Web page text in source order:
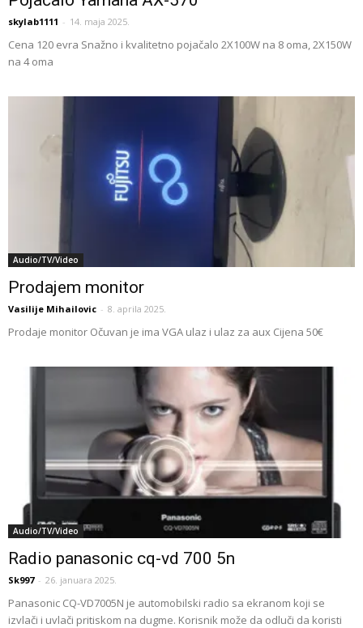
skylab1111 - 14. maja 2025.
Cena 120 evra Snažno i kvalitetno pojačalo 2X100W na 8 oma, 2X150W
na 4 oma
Audio/TV/Video
Prodajem monitor
Vasilije Mihailovic - 8. aprila 2025.
Prodaje monitor Očuvan je ima VGA ulaz i ulaz za aux Cijena 50€
Audio/TV/Video
Radio panasonic cq-vd 700 5n
Sk997 - 26. januara 2025.
Panasonic CQ-VD7005N je automobilski radio sa ekranom koji se
izvlači i uvlači pritiskom na dugme. Korisnik može da odluči da koristi